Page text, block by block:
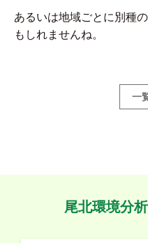
あるいは地域ごとに別種
もしれませんね。
一
尾北環境分